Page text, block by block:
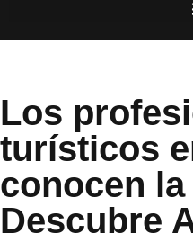
Los
turísticos
conocen
Descubre